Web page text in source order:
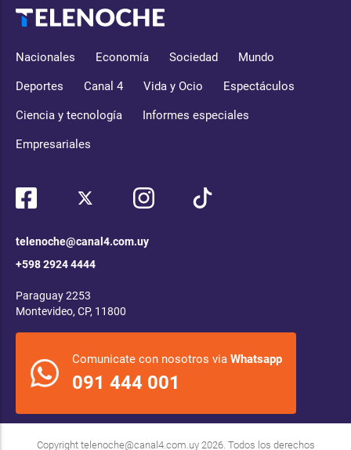
Nacionales Economía Sociedad Mundo
Deportes Canal 4 Vida y Ocio Espectáculos
Ciencia y tecnología Informes especiales
Empresariales
telenoche@canal4.com.uy
+598 2924 4444
Paraguay 2253
Montevideo, CP, 11800
Comunicate con nosotros via Whatsapp
091 444 001
Copyright telenoche@canal4.com.uy2026. Todos los derechos